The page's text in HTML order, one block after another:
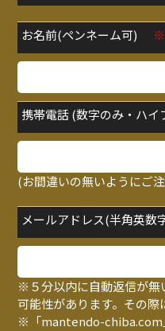
お名前(ペンネーム可) ※
携帯電話 (数字のみ・ハイ
(お間違いの無いようにご
メールアドレス(半角英数
※５分以内に自動返信が無
可能性があります。その際
※「mantendo-chiba.com